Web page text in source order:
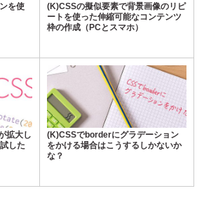
を使
(K)CSSの擬似要素で背景画像のリピ
ートを使った伸縮可能なコンテンツ
枠の作成（PCとスマホ）
拡大し
した
(K)CSSでborderにグラデーション
をかける場合はこうするしかないか
な？